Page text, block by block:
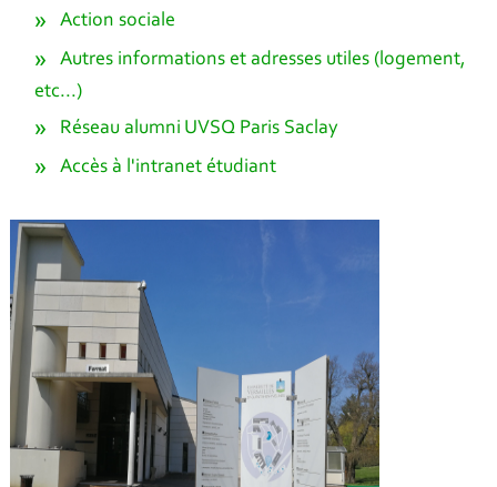
Action sociale
Autres informations et adresses utiles (logement,
etc...)
Réseau alumni UVSQ Paris Saclay
Accès à l'intranet étudiant